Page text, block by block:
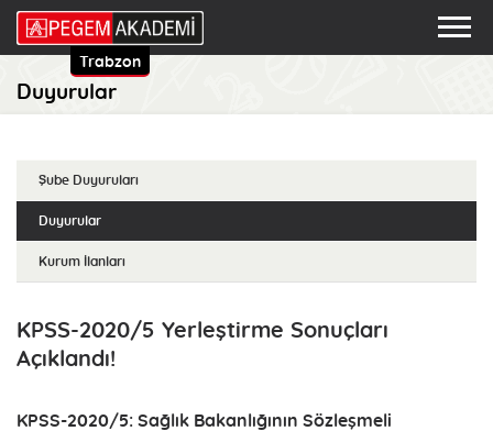
Trabzon
Duyurular
Şube Duyuruları
Duyurular
Kurum İlanları
KPSS-2020/5 Yerleştirme Sonuçları
Açıklandı!
KPSS-2020/5: Sağlık Bakanlığının Sözleşmeli